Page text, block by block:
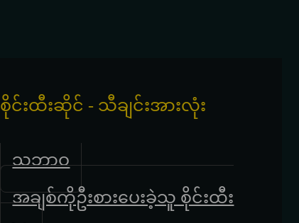
စိုင်းထီးဆိုင် - သီချင်းအားလုံး
သဘာဝ
အချစ်ကိုဦးစားပေးခဲ့သူ စိုင်းထီး